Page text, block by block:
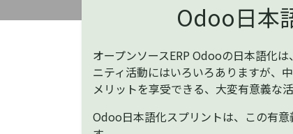
Odoo日本
オープンソースERP Odooの日本語化
ニティ活動にはいろいろありますが、
メリットを享受できる、大変有意義な
Odoo日本語化スプリントは、この有